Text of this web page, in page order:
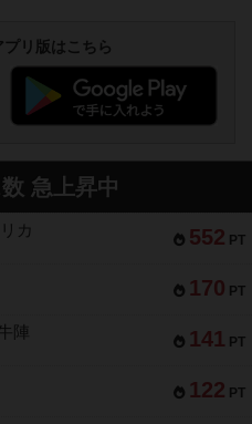
リ版はこちら
急上昇中
552 PT
カ
170 PT
141 PT
陣
122 PT